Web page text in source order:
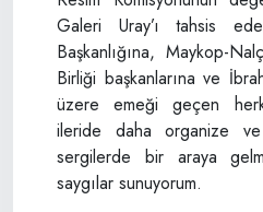
Galeri Uray’ı tahsis
Başkanlığına, Maykop-
Birliği başkanlarına ve
üzere emeği geçen
ileride daha organize ve
sergilerde bir araya
saygılar sunuyorum.